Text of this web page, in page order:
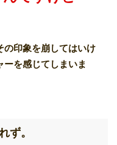
の印象を崩してはいけ
を感じてしまいま
ず。